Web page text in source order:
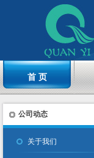
首 页
公司动态
关于我们